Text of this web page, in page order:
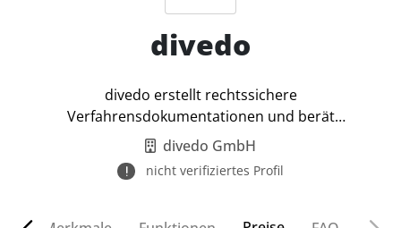
divedo
divedo erstellt rechtssichere
Verfahrensdokumentationen und berät
Unternehmen zur Digitalisierung.
divedo GmbH
nicht verifiziertes Profil